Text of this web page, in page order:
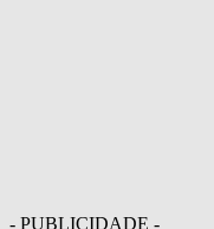
- PUBLICIDADE -